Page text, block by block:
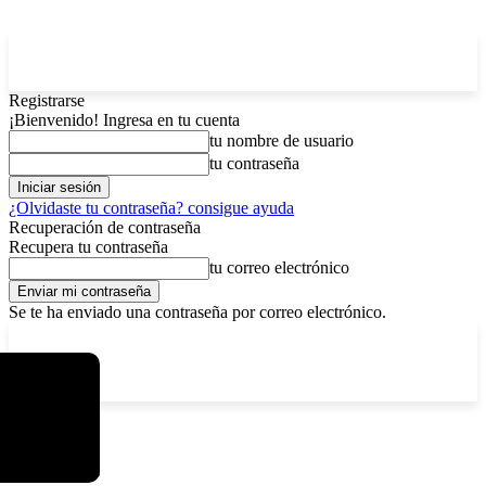
Registrarse
¡Bienvenido! Ingresa en tu cuenta
tu nombre de usuario
tu contraseña
¿Olvidaste tu contraseña? consigue ayuda
Recuperación de contraseña
Recupera tu contraseña
tu correo electrónico
Se te ha enviado una contraseña por correo electrónico.